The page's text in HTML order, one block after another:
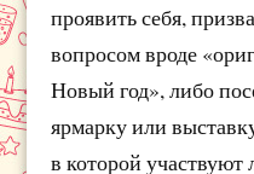
проявить себя,
вопросом вроде
Новый год», либо
ярмарку или
в которой участвуют